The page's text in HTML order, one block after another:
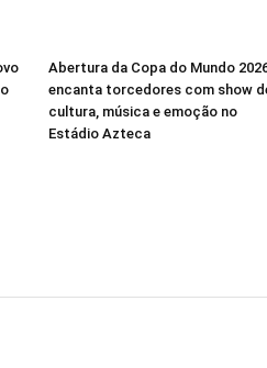
Abertura da Copa do Mundo
encanta torcedores com show
cultura, música e emoção no
Estádio Azteca